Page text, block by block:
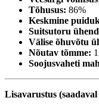
Tõhusus: 86%
Keskmine
Suitsutoru
Välise õhuvõtu
Nõutav tõmme:
Soojusvaheti
Lisavarustus